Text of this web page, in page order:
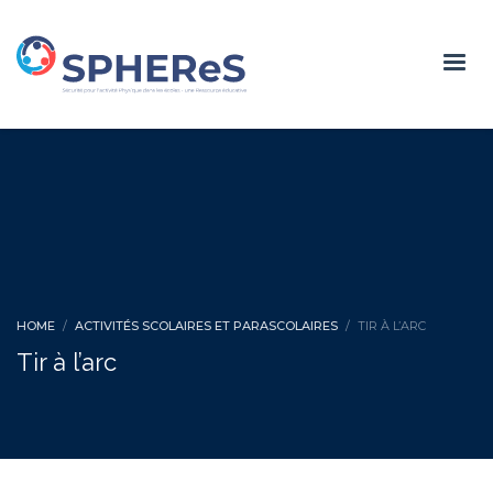
HOME ACTIVITÉS SCOLAIRES ET PARASCOLAIRES TIR À L’ARC
Tir à l’arc